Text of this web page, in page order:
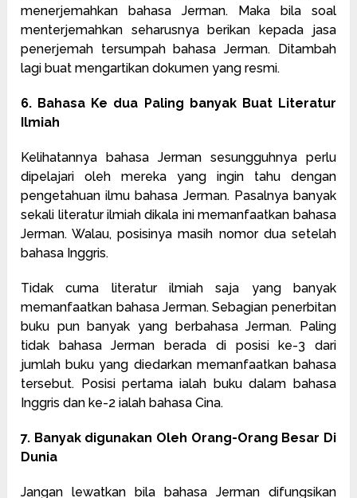
menerjemahkan bahasa Jerman. Maka bila soal
menterjemahkan seharusnya berikan kepada jasa
penerjemah tersumpah bahasa Jerman. Ditambah
lagi buat mengartikan dokumen yang resmi.
6. Bahasa Ke dua Paling banyak Buat Literatur
Ilmiah
Kelihatannya bahasa Jerman sesungguhnya perlu
dipelajari oleh mereka yang ingin tahu dengan
pengetahuan ilmu bahasa Jerman. Pasalnya banyak
sekali literatur ilmiah dikala ini memanfaatkan bahasa
Jerman. Walau, posisinya masih nomor dua setelah
bahasa Inggris.
Tidak cuma literatur ilmiah saja yang banyak
memanfaatkan bahasa Jerman. Sebagian penerbitan
buku pun banyak yang berbahasa Jerman. Paling
tidak bahasa Jerman berada di posisi ke-3 dari
jumlah buku yang diedarkan memanfaatkan bahasa
tersebut. Posisi pertama ialah buku dalam bahasa
Inggris dan ke-2 ialah bahasa Cina.
7. Banyak digunakan Oleh Orang-Orang Besar Di
Dunia
Jangan lewatkan bila bahasa Jerman difungsikan